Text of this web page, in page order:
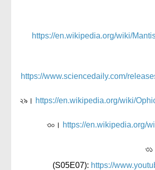
https://en.wikipedia.org/wiki/
https://www.sciencedaily.com/
২৯। https://en.wikipedia.org/wiki/
৩০। https://en.wikipedia.org/
(S05E07): https://